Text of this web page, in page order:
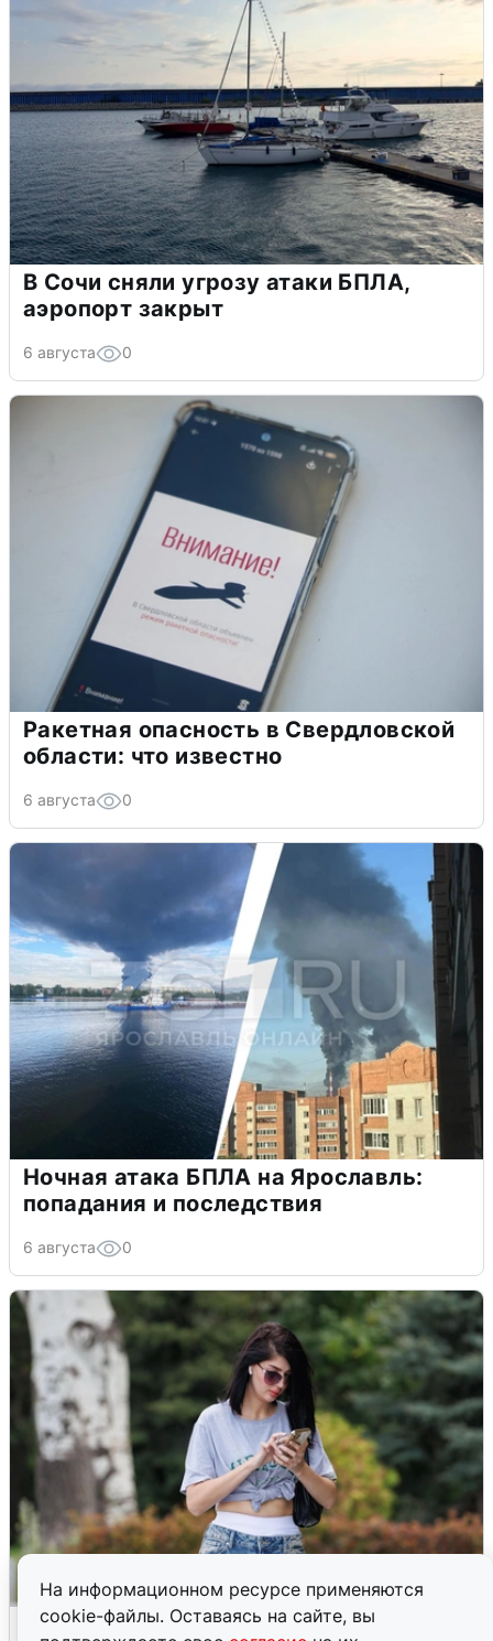
На информационном ресурсе применяются
cookie-файлы. Оставаясь на сайте, вы
В Сочи сняли угрозу атаки БПЛА,
аэропорт закрыт
6 августа 0
Ракетная опасность в Свердловской
области: что известно
6 августа 0
Ночная атака БПЛА на Ярославль:
попадания и последствия
6 августа 0
Волгоградцы остались без